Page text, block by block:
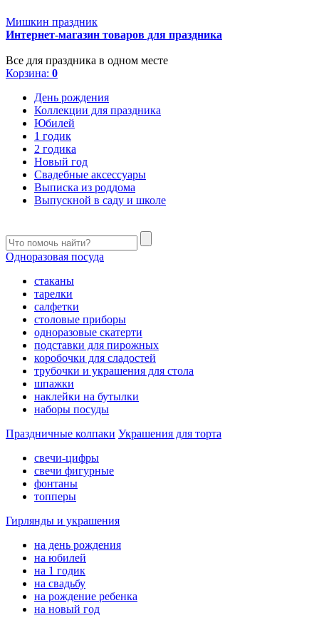
Мишкин праздник
Интернет-магазин товаров для праздника
Все для праздника в одном месте
Корзина: 0
День рождения
Коллекции для праздника
Юбилей
1 годик
2 годика
Новый год
Свадебные аксессуары
Выписка из роддома
Выпускной в саду и школе
Одноразовая посуда
стаканы
тарелки
салфетки
столовые приборы
одноразовые скатерти
подставки для пирожных
коробочки для сладостей
трубочки и украшения для стола
шпажки
наклейки на бутылки
наборы посуды
Праздничные колпаки Украшения для торта
свечи-цифры
свечи фигурные
фонтаны
топперы
Гирлянды и украшения
на день рождения
на юбилей
на 1 годик
на свадьбу
на рождение ребенка
на новый год